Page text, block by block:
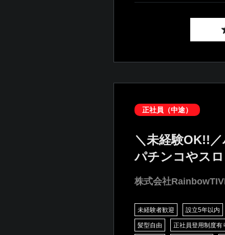
正社員（中途）
＼未経験OK!!
パチンコやス
株式会社
未経験者歓迎 設立5年以内
髪型自由 正社員登用制度有